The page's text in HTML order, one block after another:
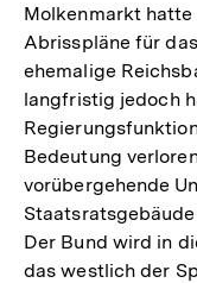
Molkenmarkt hatte
Abrisspläne für
ehemalige
langfristig jedoch
Bedeutung
vorübergehende
Der Bund wird in
das westlich der